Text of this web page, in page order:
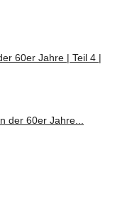
60er Jahre | Teil 4 |